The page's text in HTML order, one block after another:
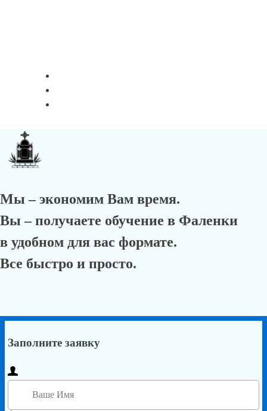
Мы – экономим Вам время.
Вы – получаете обучение в Фаленки
в удобном для вас формате.
Все быстро и просто.
Заполните заявку